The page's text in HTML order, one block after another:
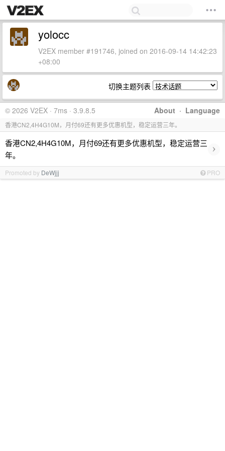
yolocc
V2EX member #191746, joined on 2016-09-14 14:42:23
+08:00
切换主题列表
About · Language
© 2026 V2EX · 7ms · 3.9.8.5
香港CN2,4H4G10M，月付69还有更多优惠机型，稳定运营三年。
香港CN2,4H4G10M，月付69还有更多优惠机型，稳定运营三
年。
›
Promoted by DeWjjj PRO